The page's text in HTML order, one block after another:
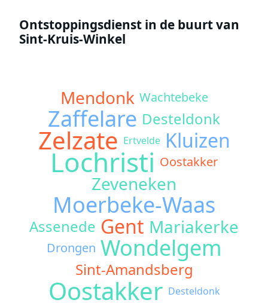
Ontstoppingsdienst in de buurt van
Sint-Kruis-Winkel
Mendonk Wachtebeke
Zaffelare Desteldonk
Zelzate Ertvelde Kluizen
Lochristi Oostakker
Zeveneken
Moerbeke-Waas
Assenede Gent Mariakerke
Drongen Wondelgem
Sint-Amandsberg
Oostakker Desteldonk